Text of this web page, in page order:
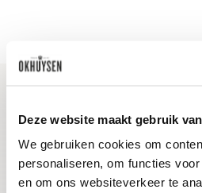
Deze website maakt gebruik
We gebruiken cookies om
personaliseren, om functies
en om ons websiteverkeer te
Blijf op de hoogte
Ontvang het laatste wijnnieuws,
evenementen